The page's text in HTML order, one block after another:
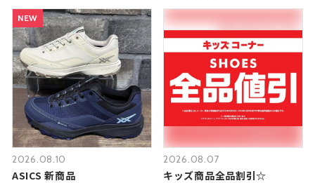
NEW
2026.08.10
ASICS 新商品
2026.08.07
キッズ商品全品割引☆